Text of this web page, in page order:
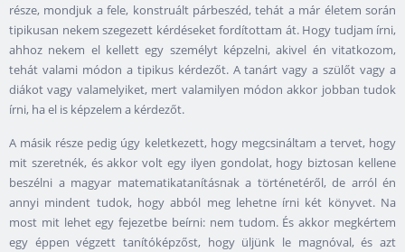
része, mondjuk a fele, konstruált párbeszéd, tehát a már életem során
tipikusan nekem szegezett kérdéseket fordítottam át. Hogy tudjam írni,
ahhoz nekem el kellett egy személyt képzelni, akivel én vitatkozom,
tehát valami módon a tipikus kérdezőt. A tanárt vagy a szülőt vagy a
diákot vagy valamelyiket, mert valamilyen módon akkor jobban tudok
írni, ha el is képzelem a kérdezőt.
A másik része pedig úgy keletkezett, hogy megcsináltam a tervet, hogy
mit szeretnék, és akkor volt egy ilyen gondolat, hogy biztosan kellene
beszélni a magyar matematikatanításnak a történetéről, de arról én
annyi mindent tudok, hogy abból meg lehetne írni két könyvet. Na
most mit lehet egy fejezetbe beírni: nem tudom. És akkor megkértem
egy éppen végzett tanítóképzőst, hogy üljünk le magnóval, és azt